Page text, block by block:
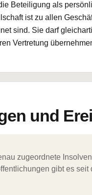
Beteiligung als
ist zu allen
sind. Sie darf
Vertretung
und
zugeordnete
gibt es